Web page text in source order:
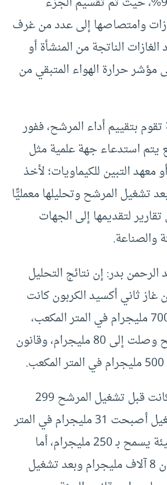
وامتصاصها إلى عدد من غرف
الناتجة من المنشأة أو
مؤشر حرارة الهواء المتبقي من
بتقييم أداء المرشح، ففور
يتم استدعاء جهة علمية مثل
التبين للكيماويات؛ لأخذ
تشغيل المرشح وتحليلها معمليًّا
لتقديمها إلى الجهات
والصناعة.
بدر: إن نتائج التحليل
غاز ثاني أكسيد الكربون كانت
نسبته في العوادم 700 مليجرام في المتر المكعب،
وبعد تشغيل المرشح وصلت إلى 80 مليجرام، وقانون
أما المواد الصلبة فكانت قبل تشغيل المرشح 299
مليجرام وبعد التشغيل أصبحت 31 مليجرام في المتر
المكعب، وقانون البيئة يسمح بـ 250 مليجرام، أما
أكسيد الكبريت فكان 8 آلاف مليجرام وبعد تشغيل